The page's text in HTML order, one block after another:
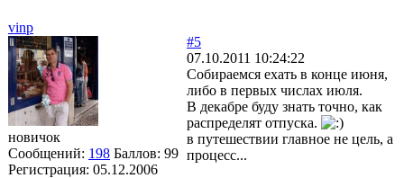
vinp
новичок
Сообщений: 198 Баллов: 99
Регистрация: 05.12.2006
#5
07.10.2011 10:24:22
Собираемся ехать в конце июня,
либо в первых числах июля.
В декабре буду знать точно, как
распределят отпуска.
в путешествии главное не цель, а
процесс...